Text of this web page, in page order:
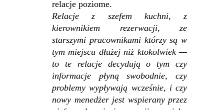
relacje poziome.
Relacje z szefem kuchni, z
kierownikiem rezerwacji, ze
starszymi pracownikami którzy są w
tym miejscu dłużej niż ktokolwiek —
to te relacje decydują o tym czy
informacje płyną swobodnie, czy
problemy wypływają wcześnie, i czy
nowy menedżer jest wspierany przez